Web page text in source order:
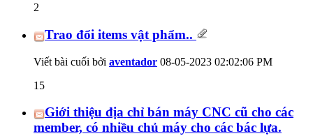
2
Trao đổi items vật phẩm..
Viết bài cuối bởi aventador 08-05-2023 02:02:06 PM
15
Giới thiệu địa chỉ bán máy CNC cũ cho các
member, có nhiều chủ máy cho các bác lựa.